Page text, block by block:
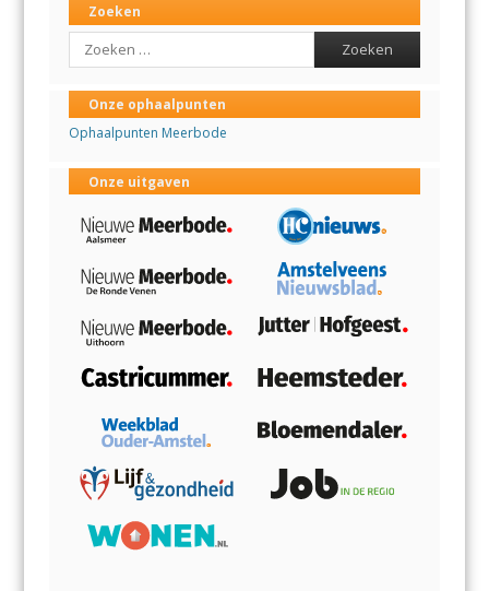
Zoeken
Search
Onze ophaalpunten
Ophaalpunten Meerbode
Onze uitgaven